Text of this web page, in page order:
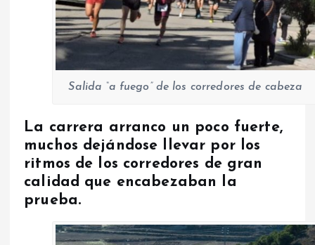
Salida “a fuego” de los corredores de cabeza
La carrera arranco un poco fuerte,
muchos dejándose llevar por los
ritmos de los corredores de gran
calidad que encabezaban la
prueba.